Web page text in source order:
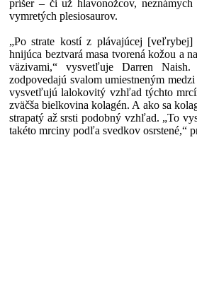
príšer – či už hlavonožcov, neznámych
vymretých plesiosaurov.
„Po strate kostí z plávajúcej [veľrybej]
hnijúca beztvará masa tvorená kožou a
väzivami,“ vysvetľuje Darren
zodpovedajú svalom umiestneným
vysvetľujú lalokovitý vzhľad týchto
zväčša bielkovina kolagén. A ako sa
strapatý až srsti podobný vzhľad. „To
takéto mrciny podľa svedkov osrstené,“